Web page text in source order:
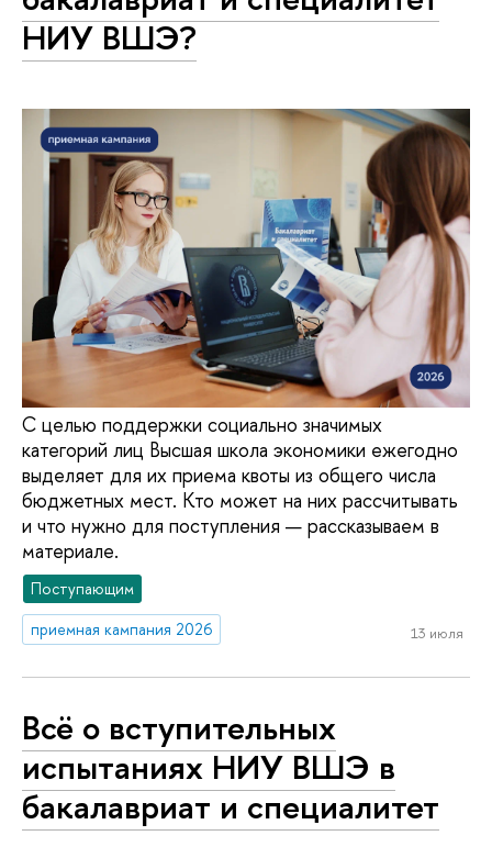
НИУ ВШЭ?
С целью поддержки социально значимых
категорий лиц Высшая школа экономики ежегодно
выделяет для их приема квоты из общего числа
бюджетных мест. Кто может на них рассчитывать
и что нужно для поступления — рассказываем в
материале.
Поступающим
приемная кампания 2026
13 июля
Всё о вступительных
испытаниях НИУ ВШЭ в
бакалавриат и специалитет